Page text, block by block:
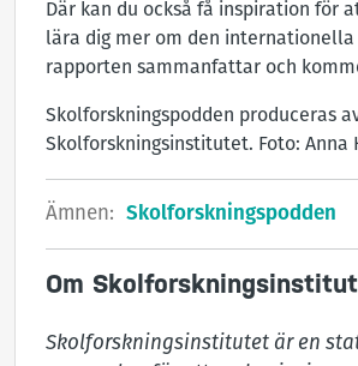
Där kan du också få inspiration för
lära dig mer om den internationella
rapporten sammanfattar och
Skolforskningspodden produceras
Skolforskningsinstitutet. Foto: Anna
Ämnen: Skolforskningspodden
Om
Skolforskningsinstitutet är en